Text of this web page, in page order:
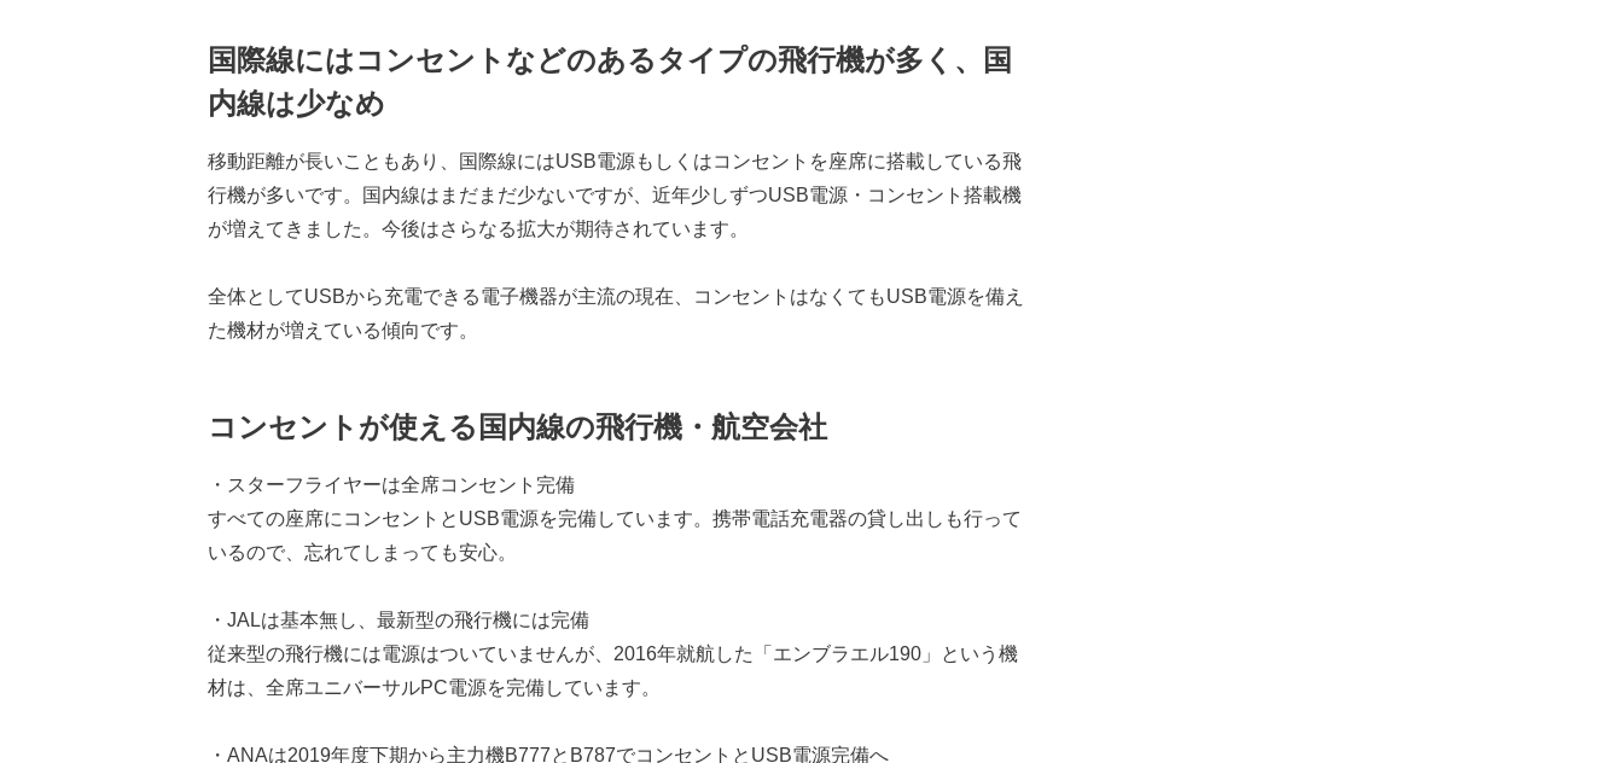
国際線にはコンセントなどのあるタイプの飛行機が多く、国
内線は少なめ
移動距離が長いこともあり、国際線にはUSB電源もしくはコンセントを座席に搭載している飛
行機が多いです。国内線はまだまだ少ないですが、近年少しずつUSB電源・コンセント搭載機
が増えてきました。今後はさらなる拡大が期待されています。
全体としてUSBから充電できる電子機器が主流の現在、コンセントはなくてもUSB電源を備え
た機材が増えている傾向です。
コンセントが使える国内線の飛行機・航空会社
・スターフライヤーは全席コンセント完備
すべての座席にコンセントとUSB電源を完備しています。携帯電話充電器の貸し出しも行って
いるので、忘れてしまっても安心。
・JALは基本無し、最新型の飛行機には完備
従来型の飛行機には電源はついていませんが、2016年就航した「エンブラエル190」という機
材は、全席ユニバーサルPC電源を完備しています。
・ANAは2019年度下期から主力機B777とB787でコンセントとUSB電源完備へ